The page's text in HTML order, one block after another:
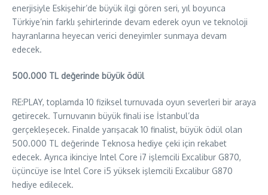
enerjisiyle Eskişehir’de büyük ilgi gören seri, yıl boyunca
Türkiye’nin farklı şehirlerinde devam ederek oyun ve teknoloji
hayranlarına heyecan verici deneyimler sunmaya devam
edecek.
500.000 TL değerinde büyük ödül
RE:PLAY, toplamda 10 fiziksel turnuvada oyun severleri bir araya
getirecek. Turnuvanın büyük finali ise İstanbul’da
gerçekleşecek. Finalde yarışacak 10 finalist, büyük ödül olan
500.000 TL değerinde Teknosa hediye çeki için rekabet
edecek. Ayrıca ikinciye Intel Core i7 işlemcili Excalibur G870,
üçüncüye ise Intel Core i5 yüksek işlemcili Excalibur G870
hediye edilecek.